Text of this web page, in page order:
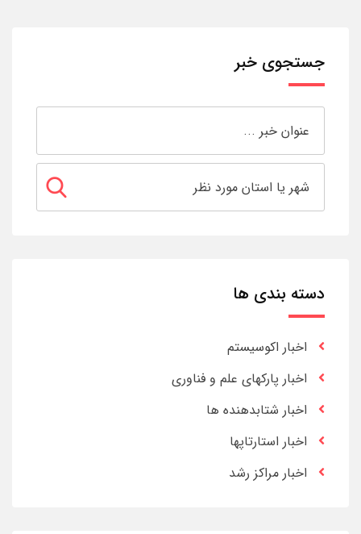
جستجوی خبر
دسته بندی ها
اخبار اکوسیستم
اخبار پارکهای علم و فناوری
اخبار شتابدهنده ها
اخبار استارتاپها
اخبار مراکز رشد